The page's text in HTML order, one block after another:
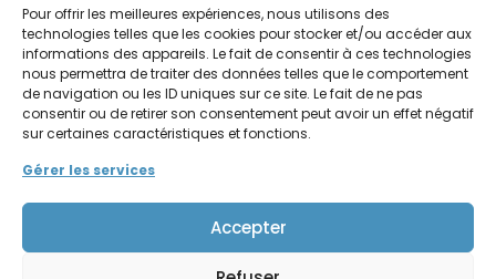
Pour offrir les meilleures expériences, nous utilisons des
technologies telles que les cookies pour stocker et/ou accéder aux
informations des appareils. Le fait de consentir à ces technologies
nous permettra de traiter des données telles que le comportement
de navigation ou les ID uniques sur ce site. Le fait de ne pas
consentir ou de retirer son consentement peut avoir un effet négatif
sur certaines caractéristiques et fonctions.
Gérer les services
Accepter
Brico
Jardin
CONTACT